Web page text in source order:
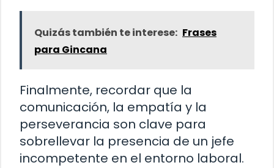
Quizás también te interese: Frases
para Gincana
Finalmente, recordar que la
comunicación, la empatía y la
perseverancia son clave para
sobrellevar la presencia de un jefe
incompetente en el entorno laboral.